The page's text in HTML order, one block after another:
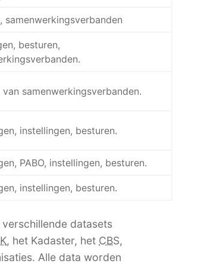
samenwerkingsverbanden
besturen,
van samenwerkingsverbanden.
instellingen, besturen.
PABO, instellingen, besturen.
instellingen, besturen.
datasets
, het Kadaster, het CBS,
Alle data worden